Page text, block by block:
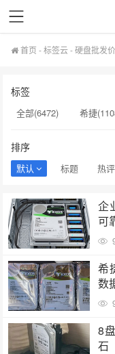
首页 -标签云- 硬盘批发
标签
全部(6472) 希捷
NAS硬盘(593)
希捷
硬盘真伪鉴别(185)
希捷银河(183)
服
硬盘代理商(181)
希
硬盘转速(180)
排序
默认 标题 热评
企
可
希
数
8
石